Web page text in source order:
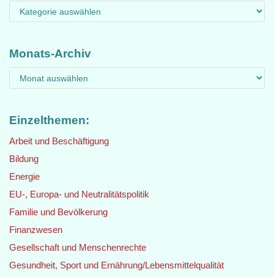
Monats-Archiv
Einzelthemen:
Arbeit und Beschäftigung
Bildung
Energie
EU-, Europa- und Neutralitätspolitik
Familie und Bevölkerung
Finanzwesen
Gesellschaft und Menschenrechte
Gesundheit, Sport und Ernährung/Lebensmittelqualität